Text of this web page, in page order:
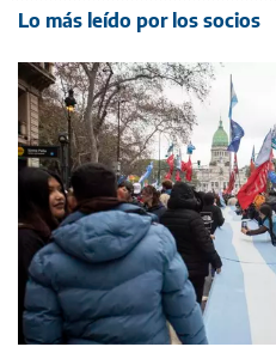
Lo más leído por los socios